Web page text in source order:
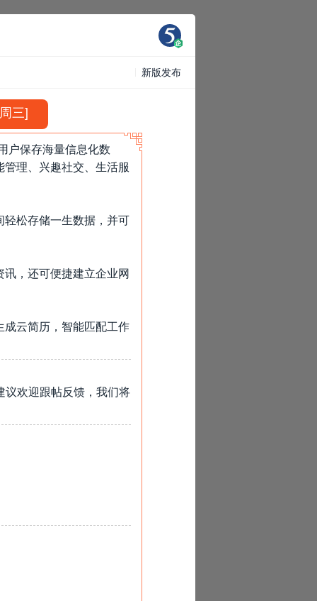
新版发布
三]
户保存海量信息化数
理、兴趣社交、生活服
轻松存储一生数据，并可
，还可便捷建立企业网
成云简历，智能匹配工作
议欢迎跟帖反馈，我们将